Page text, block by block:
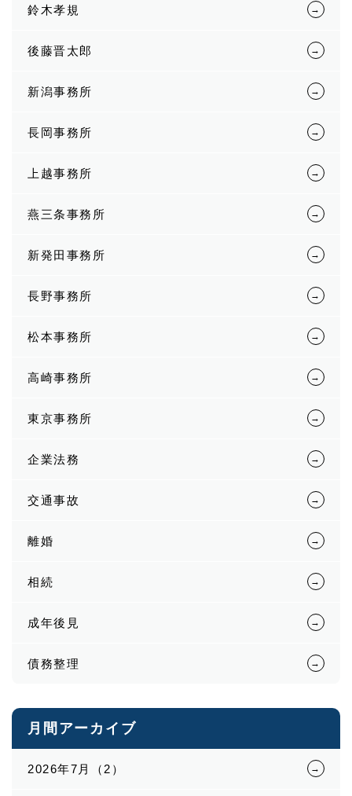
鈴木孝規
後藤晋太郎
新潟事務所
長岡事務所
上越事務所
燕三条事務所
新発田事務所
長野事務所
松本事務所
高崎事務所
東京事務所
企業法務
交通事故
離婚
相続
成年後見
債務整理
月間アーカイブ
2026年7月（2）